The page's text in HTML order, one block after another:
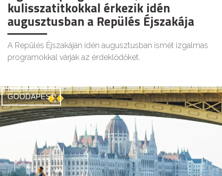
kulisszatitkokkal érkezik idén
augusztusban a Repülés Éjszakája
A Repülés Éjszakáján idén augusztusban ismét izgalmas
programokkal várják az érdeklődőket.
GOODAPEST